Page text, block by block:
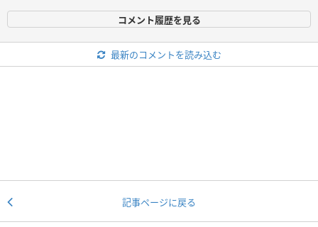
コメント履歴を見る
最新のコメントを読み込む
記事ページに戻る